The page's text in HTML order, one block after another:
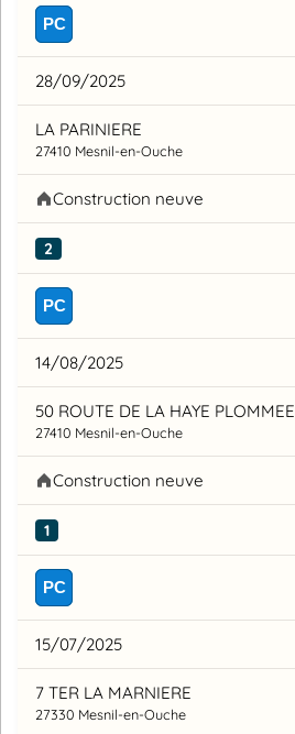
PC
28/09/2025
LA PARINIERE
27410 Mesnil-en-Ouche
Construction neuve
2
PC
14/08/2025
50 ROUTE DE LA HAYE PLOMMEE
27410 Mesnil-en-Ouche
Construction neuve
1
PC
15/07/2025
7 TER LA MARNIERE
27330 Mesnil-en-Ouche